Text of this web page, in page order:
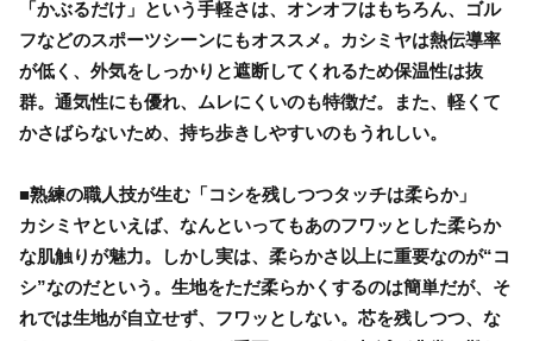
「かぶるだけ」という手軽さは、オンオフはもちろん、ゴル
フなどのスポーツシーンにもオススメ。カシミヤは熱伝導率
が低く、外気をしっかりと遮断してくれるため保温性は抜
群。通気性にも優れ、ムレにくいのも特徴だ。また、軽くて
かさばらないため、持ち歩きしやすいのもうれしい。
■熟練の職人技が生む「コシを残しつつタッチは柔らか」
カシミヤといえば、なんといってもあのフワッとした柔らか
な肌触りが魅力。しかし実は、柔らかさ以上に重要なのが“コ
シ”なのだという。生地をただ柔らかくするのは簡単だが、そ
れでは生地が自立せず、フワッとしない。芯を残しつつ、な